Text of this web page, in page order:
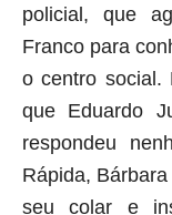
policial, que
Franco para
o centro social.
que Eduardo
respondeu
Rápida,
seu colar e